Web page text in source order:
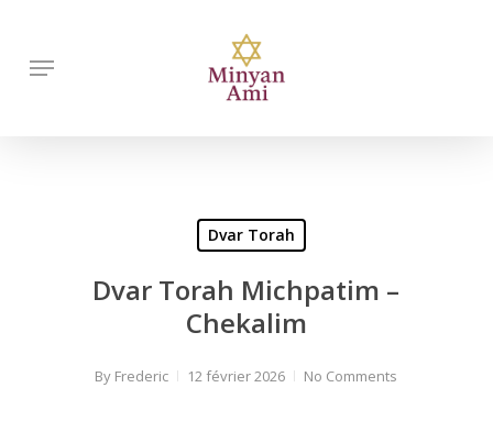
main
Menu
Dvar Torah
Dvar Torah Michpatim –
Chekalim
By Frederic 12 février 2026 No Comments